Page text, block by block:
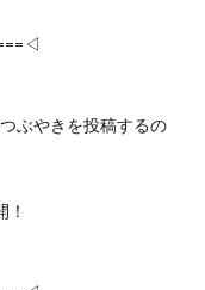
ぶやきを投稿するの